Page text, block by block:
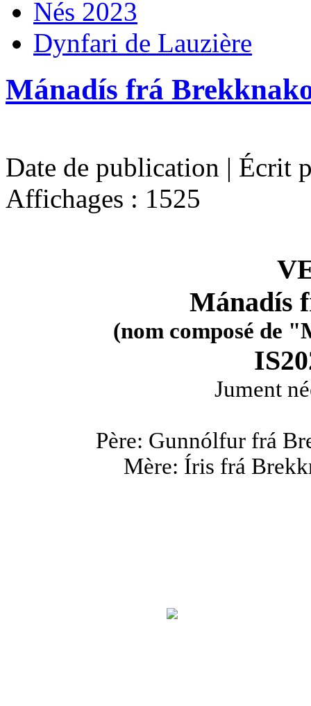
Nés 2023
Dynfari de Lauzière
Mánadís frá
Date de publication | Écrit
Affichages : 1525
Mánadís
(nom composé de
Jument
Père: Gunnólfur frá
Mère: Íris frá